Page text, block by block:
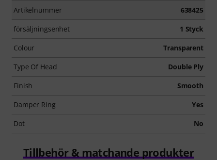
Artikelnummer 638425
försäljningsenhet 1 Styck
Colour Transparent
Type Of Head Double Ply
Finish Smooth
Damper Ring Yes
Dot No
Tillbehör & matchande produkter